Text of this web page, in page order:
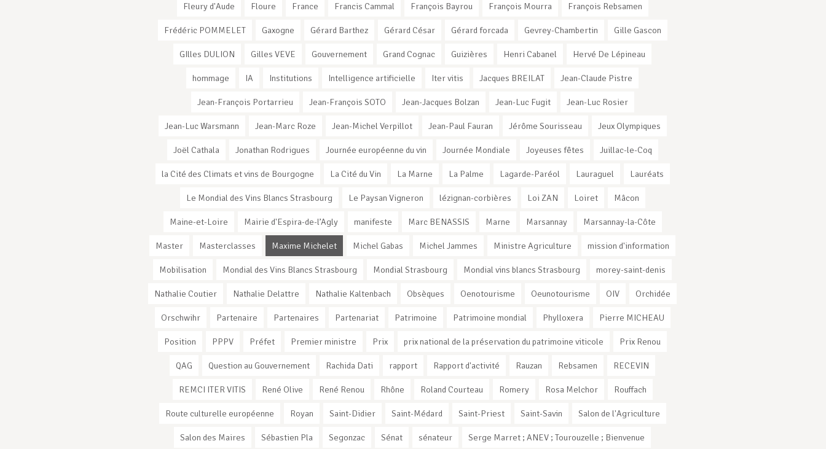
Fleury d'Aude Floure France Francis Cammal François Bayrou François Mourra François Rebsamen
Frédéric POMMELET Gaxogne Gérard Barthez Gérard César Gérard forcada Gevrey-Chambertin Gille Gascon
GIlles DULION Gilles VEVE Gouvernement Grand Cognac Guizières Henri Cabanel Hervé De Lépineau
hommage IA Institutions Intelligence artificielle Iter vitis Jacques BREILAT Jean-Claude Pistre
Jean-François Portarrieu Jean-François SOTO Jean-Jacques Bolzan Jean-Luc Fugit Jean-Luc Rosier
Jean-Luc Warsmann Jean-Marc Roze Jean-Michel Verpillot Jean-Paul Fauran Jérôme Sourisseau Jeux Olympiques
Joël Cathala Jonathan Rodrigues Journée européenne du vin Journée Mondiale Joyeuses fêtes Juillac-le-Coq
la Cité des Climats et vins de Bourgogne La Cité du Vin La Marne La Palme Lagarde-Paréol Lauraguel Lauréats
Le Mondial des Vins Blancs Strasbourg Le Paysan Vigneron lézignan-corbières Loi ZAN Loiret Mâcon
Maine-et-Loire Mairie d'Espira-de-l’Agly manifeste Marc BENASSIS Marne Marsannay Marsannay-la-Côte
Master Masterclasses Maxime Michelet Michel Gabas Michel Jammes Ministre Agriculture mission d'information
Mobilisation Mondial des Vins Blancs Strasbourg Mondial Strasbourg Mondial vins blancs Strasbourg morey-saint-denis
Nathalie Coutier Nathalie Delattre Nathalie Kaltenbach Obsèques Oenotourisme Oeunotourisme OIV Orchidée
Orschwihr Partenaire Partenaires Partenariat Patrimoine Patrimoine mondial Phylloxera Pierre MICHEAU
Position PPPV Préfet Premier ministre Prix prix national de la préservation du patrimoine viticole Prix Renou
QAG Question au Gouvernement Rachida Dati rapport Rapport d'activité Rauzan Rebsamen RECEVIN
REMCI ITER VITIS René Olive René Renou Rhône Roland Courteau Romery Rosa Melchor Rouffach
Route culturelle européenne Royan Saint-Didier Saint-Médard Saint-Priest Saint-Savin Salon de l'Agriculture
Salon des Maires Sébastien Pla Segonzac Sénat sénateur Serge Marret ; ANEV ; Tourouzelle ; Bienvenue